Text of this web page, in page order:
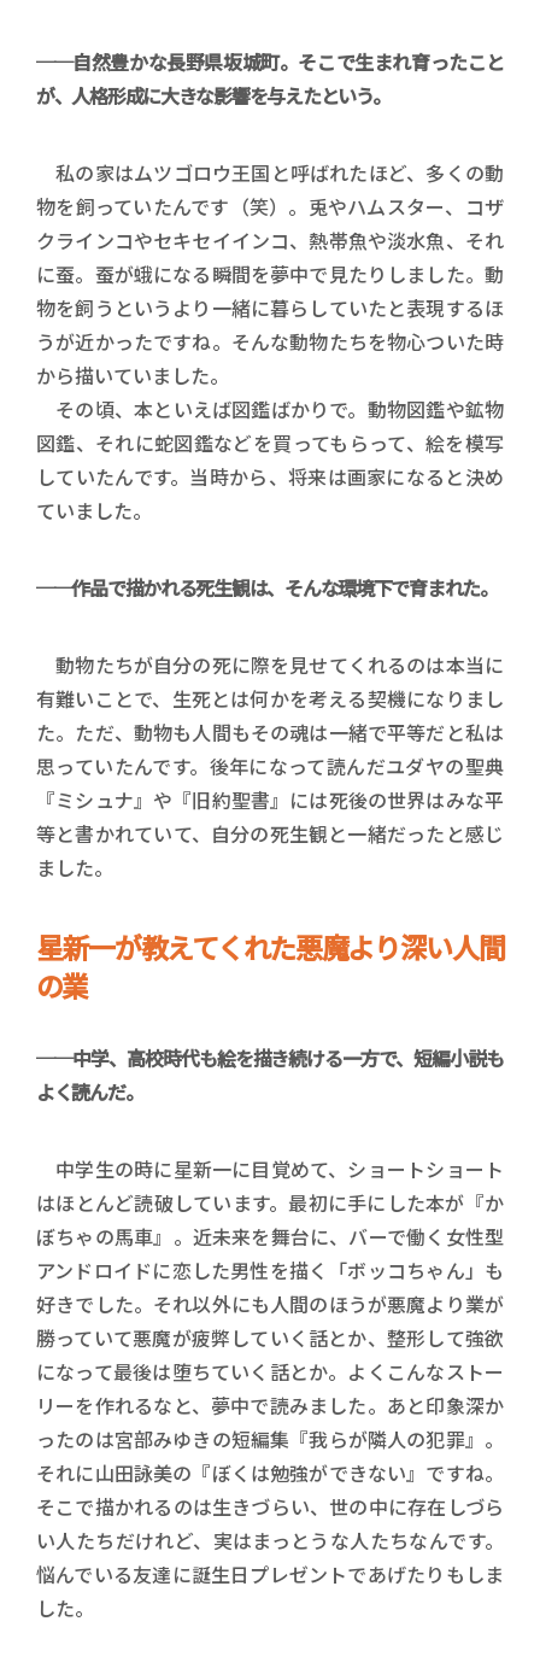
──自然豊かな長野県坂城町。そこで生まれ育ったこと
が、人格形成に大きな影響を与えたという。
私の家はムツゴロウ王国と呼ばれたほど、多くの動
物を飼っていたんです（笑）。兎やハムスター、コザ
クラインコやセキセイインコ、熱帯魚や淡水魚、それ
に蚕。蚕が蛾になる瞬間を夢中で見たりしました。動
物を飼うというより一緒に暮らしていたと表現するほ
うが近かったですね。そんな動物たちを物心ついた時
から描いていました。
その頃、本といえば図鑑ばかりで。動物図鑑や鉱物
図鑑、それに蛇図鑑などを買ってもらって、絵を模写
していたんです。当時から、将来は画家になると決め
ていました。
──作品で描かれる死生観は、そんな環境下で育まれた。
動物たちが自分の死に際を見せてくれるのは本当に
有難いことで、生死とは何かを考える契機になりまし
た。ただ、動物も人間もその魂は一緒で平等だと私は
思っていたんです。後年になって読んだユダヤの聖典
『ミシュナ』や『旧約聖書』には死後の世界はみな平
等と書かれていて、自分の死生観と一緒だったと感じ
ました。
星新一が教えてくれた悪魔より深い人間
の業
──中学、高校時代も絵を描き続ける一方で、短編小説も
よく読んだ。
中学生の時に星新一に目覚めて、ショートショート
はほとんど読破しています。最初に手にした本が『か
ぼちゃの馬車』。近未来を舞台に、バーで働く女性型
アンドロイドに恋した男性を描く「ボッコちゃん」も
好きでした。それ以外にも人間のほうが悪魔より業が
勝っていて悪魔が疲弊していく話とか、整形して強欲
になって最後は堕ちていく話とか。よくこんなストー
リーを作れるなと、夢中で読みました。あと印象深か
ったのは宮部みゆきの短編集『我らが隣人の犯罪』。
それに山田詠美の『ぼくは勉強ができない』ですね。
そこで描かれるのは生きづらい、世の中に存在しづら
い人たちだけれど、実はまっとうな人たちなんです。
悩んでいる友達に誕生日プレゼントであげたりもしま
した。